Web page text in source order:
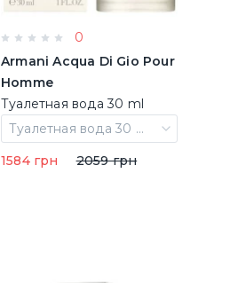
0
Armani Acqua Di Gio Pour
Homme
Туалетная вода 30 ml
брак целофана (6152) Туалетная вода 30 ml брак целофана
1584 грн
2059 грн